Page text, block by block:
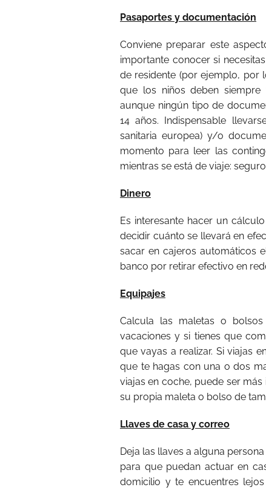
Pasaportes y documentación
Conviene preparar este
importante conocer si
de residente (por ejemplo, por
que los niños deben
aunque ningún tipo de
14 años. Indispensable
sanitaria europea) y/o
momento para leer las
mientras se está de viaje:
Dinero
Es interesante hacer un
decidir cuánto se llevará en
sacar en cajeros automáticos
banco por retirar efectivo en
Equipajes
Calcula las maletas o
vacaciones y si tienes que
que vayas a realizar. Si viajas
que te hagas con una o dos
viajas en coche, puede ser
su propia maleta o bolso de
Llaves de casa y correo
Deja las llaves a alguna
para que puedan actuar en
domicilio y te encuentres